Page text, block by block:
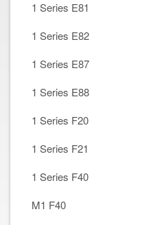
1 Series E81
1 Series E82
1 Series E87
1 Series E88
1 Series F20
1 Series F21
1 Series F40
M1 F40